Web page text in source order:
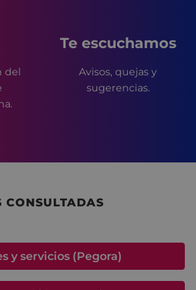
del
Te escuchamos
Avisos, quejas y
sugerencias.
CONSULTADAS
y servicios (Pegora)